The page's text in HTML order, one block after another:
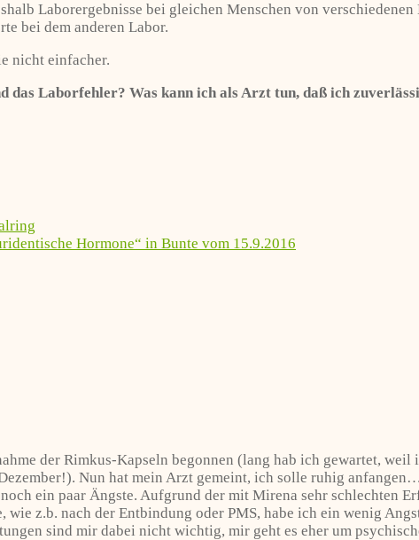
Laborergebnisse bei gleichen Menschen von
bei dem anderen Labor.
nicht einfacher.
das Laborfehler? Was kann ich als Arzt tun, daß ich
Hormone“ in Bunte vom 15.9.2016
der Rimkus-Kapseln begonnen (lang hab ich gewartet,
Nun hat mein Arzt gemeint, ich solle ruhig
ein paar Ängste. Aufgrund der mit Mirena sehr schlechten
wie z.b. nach der Entbindung oder PMS, habe ich ein wenig
sind mir dabei nicht wichtig, mir geht es eher um